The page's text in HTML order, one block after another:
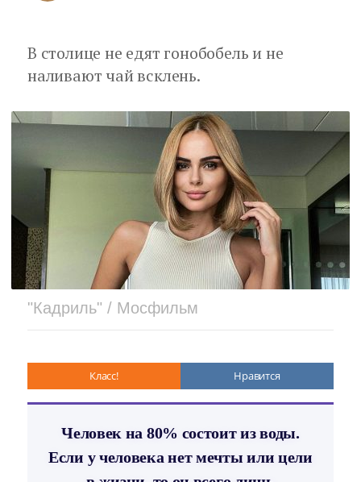
В столице не едят гонобобель и не
наливают чай всклень.
"Кадриль" / Мосфильм
Класс! Нравится
Человек на 80% состоит из воды.
Если у человека нет мечты или цели